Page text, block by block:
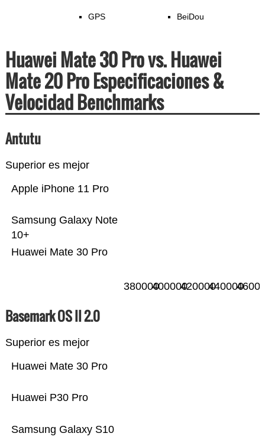
GPS BeiDou
Huawei Mate 30 Pro vs. Huawei
Mate 20 Pro Especificaciones &
Velocidad Benchmarks
Antutu
Superior es mejor
Huawei Mate 30 Pro
Samsung Galaxy Note
10+
Apple iPhone 11 Pro
380000400000420000440000
Basemark OS II 2.0
Superior es mejor
Samsung Galaxy S10
Huawei P30 Pro
Huawei Mate 30 Pro